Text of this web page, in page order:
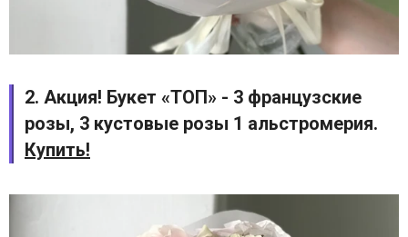
2. Акция! Букет «ТОП» - 3 французские
розы, 3 кустовые розы 1 альстромерия.
Купить!